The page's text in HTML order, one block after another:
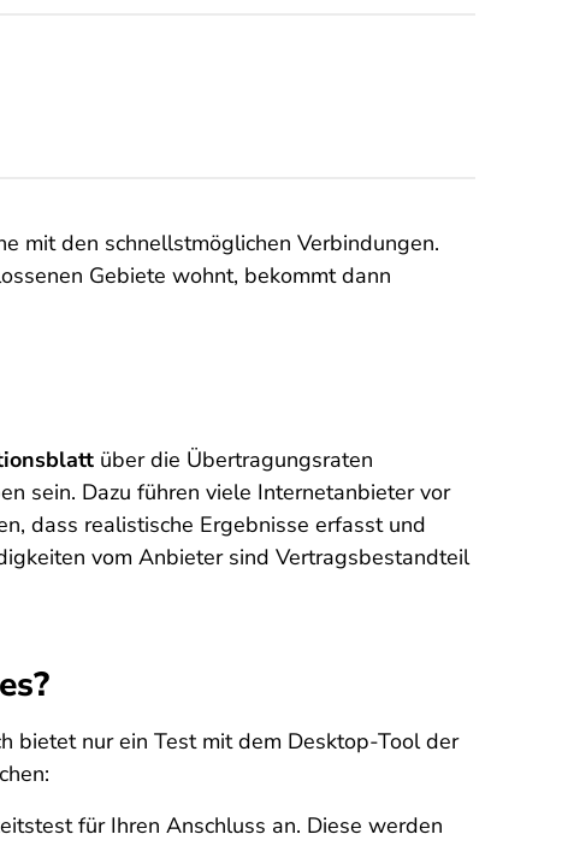
mit den schnellstmöglichen Verbindungen.
Gebiete wohnt, bekommt dann
über die Übertragungsraten
sein. Dazu führen viele Internetanbieter vor
dass realistische Ergebnisse erfasst und
vom Anbieter sind Vertragsbestandteil
bietet nur ein Test mit dem Desktop-Tool der
für Ihren Anschluss an. Diese werden